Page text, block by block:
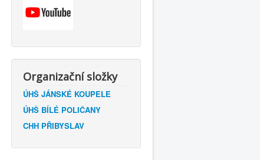
Organizační složky
ÚHŠ JÁNSKÉ KOUPELE
ÚHŠ BÍLÉ POLIČANY
CHH PŘIBYSLAV